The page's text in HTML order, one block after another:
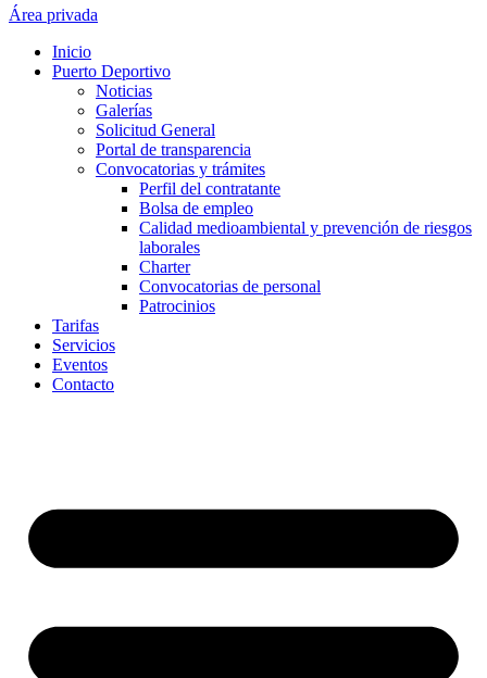
Área privada
Inicio
Puerto Deportivo
Noticias
Galerías
Solicitud General
Portal de transparencia
Convocatorias y trámites
Perfil del contratante
Bolsa de empleo
Calidad medioambiental y prevención de riesgos
laborales
Charter
Convocatorias de personal
Patrocinios
Tarifas
Servicios
Eventos
Contacto